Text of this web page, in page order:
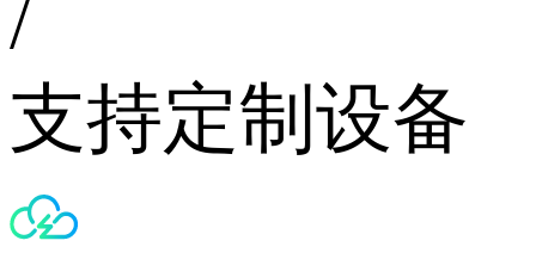
/
支持定制设备